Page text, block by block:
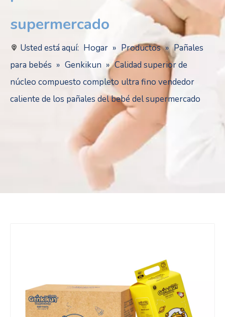
supermercado
Usted está aquí: Hogar » Productos » Pañales
para bebés » Genkikun » Calidad superior de
núcleo compuesto completo ultra fino vendedor
caliente de los pañales del bebé del supermercado